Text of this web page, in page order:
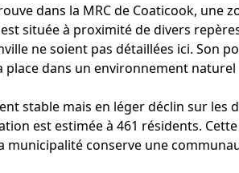
dans la MRC de Coaticook, une
située à proximité de divers
ne soient pas détaillées ici. Son
dans un environnement
stable mais en léger déclin sur les
est estimée à 461 résidents.
municipalité conserve une